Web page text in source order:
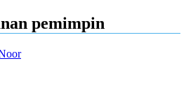
pemimpin